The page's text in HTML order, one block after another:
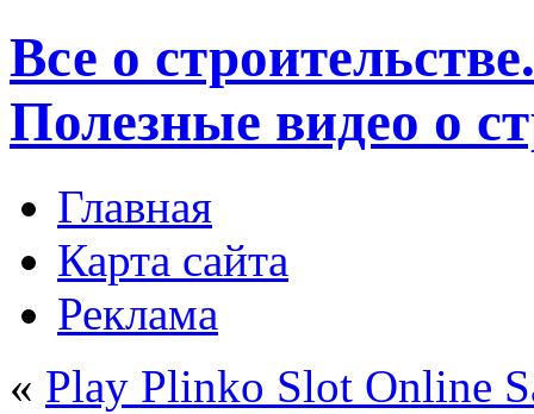
Все о
Полезные видео о
Главная
Карта сайта
Реклама
« Play Plinko Slot Online